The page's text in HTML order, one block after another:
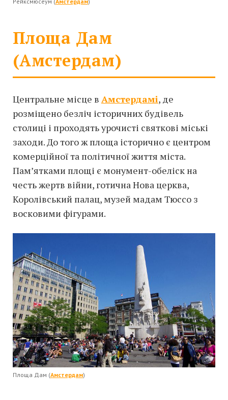
Площа Дам
(Амстердам)
Центральне місце в Амстердамі, де
розміщено безліч історичних будівель
столиці і проходять урочисті святкові міські
заходи. До того ж площа історично є центром
комерційної та політичної життя міста.
Пам’ятками площі є монумент-обеліск на
честь жертв війни, готична Нова церква,
Королівський палац, музей мадам Тюссо з
восковими фігурами.
Площа Дам (Амстердам)